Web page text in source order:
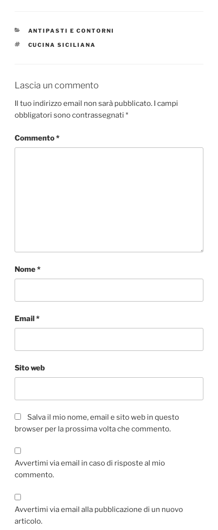
CATEGORIE
ANTIPASTI E CONTORNI
TAG
CUCINA SICILIANA
Lascia un commento
Il tuo indirizzo email non sarà pubblicato. I campi
obbligatori sono contrassegnati *
Commento*
Nome*
Email*
Sito web
Salva il mio nome, email e sito web in questo
browser per la prossima volta che commento.
Avvertimi via email in caso di risposte al mio
commento.
Avvertimi via email alla pubblicazione di un nuovo
articolo.